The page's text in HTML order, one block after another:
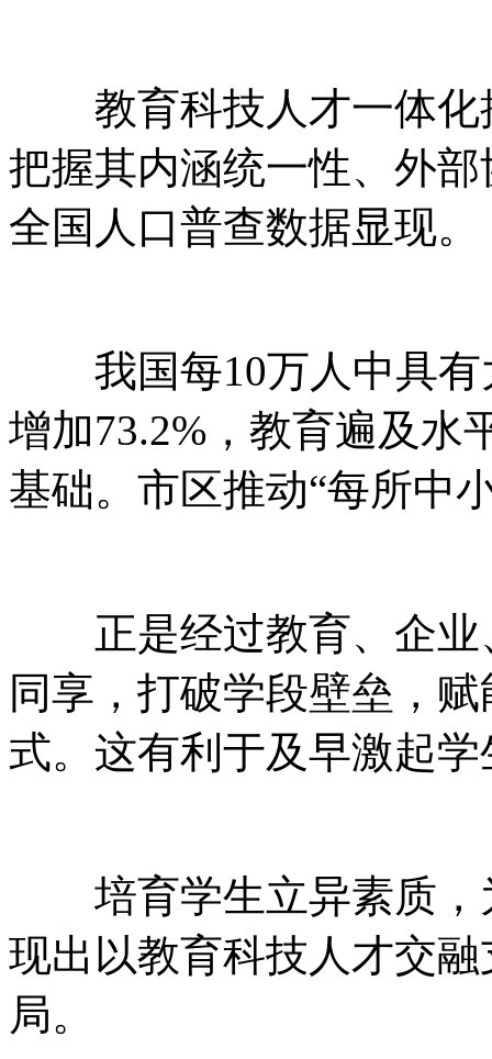
教育科技人才一体化
把握其内涵统一性、外
全国人口普查数据显现。
我国每10万人中具有
增加73.2%，教育遍及水
基础。市区推动“每所中
正是经过教育、企业
同享，打破学段壁垒，
式。这有利于及早激起
培育学生立异素质，
现出以教育科技人才交
局。